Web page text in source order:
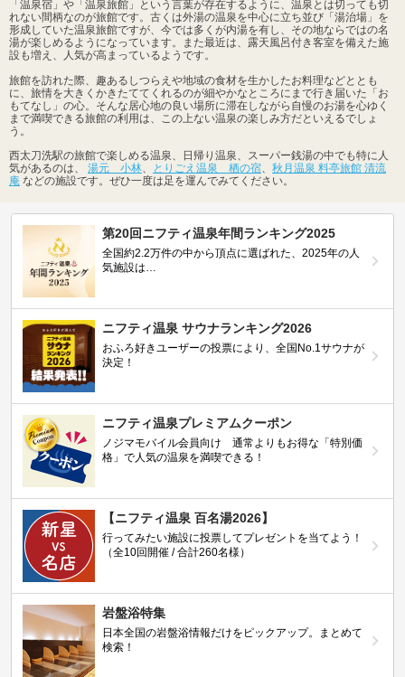
「温泉宿」や「温泉旅館」という言葉が存在するように、温泉とは切っても切
れない間柄なのが旅館です。古くは外湯の温泉を中心に立ち並び「湯治場」を
形成していた温泉旅館ですが、今では多くが内湯を有し、その地ならではの名
湯が楽しめるようになっています。また最近は、露天風呂付き客室を備えた施
設も増え、人気が高まっているようです。
旅館を訪れた際、趣あるしつらえや地域の食材を生かしたお料理などととも
に、旅情を大きくかきたててくれるのが細やかなところにまで行き届いた「お
もてなし」の心。そんな居心地の良い場所に滞在しながら自慢のお湯を心ゆく
まで満喫できる旅館の利用は、この上ない温泉の楽しみ方だといえるでしょ
う。
西太刀洗駅の旅館で楽しめる温泉、日帰り温泉、スーパー銭湯の中でも特に人
気があるのは、 湯元 小林 とりごえ温泉 栖の宿
秋月温泉 料亭旅館 清流
庵 などの施設です。ぜひ一度は足を運んでみてください。
第20回ニフティ温泉年間ランキング2025
全国約2.2万件の中から頂点に選ばれた、2025年の人
気施設は…
ニフティ温泉 サウナランキング2026
おふろ好きユーザーの投票により、全国No.1サウナが
決定！
ニフティ温泉プレミアムクーポン
ノジマモバイル会員向け 通常よりもお得な「特別価
格」で人気の温泉を満喫できる！
【ニフティ温泉 百名湯2026】
行ってみたい施設に投票してプレゼントを当てよう！
（全10回開催 / 合計260名様）
岩盤浴特集
日本全国の岩盤浴情報だけをピックアップ。まとめて
検索！